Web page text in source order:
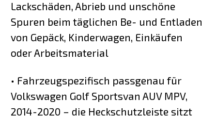
Lackschäden, Abrieb und unschöne
Spuren beim täglichen Be- und Entladen
von Gepäck, Kinderwagen, Einkäufen
oder Arbeitsmaterial
• Fahrzeugspezifisch passgenau für
Volkswagen Golf Sportsvan AUV MPV,
2014-2020 – die Heckschutzleiste sitzt